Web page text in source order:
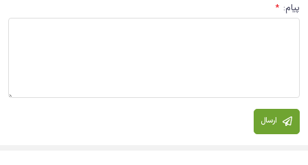
پیام:
*
ارسال